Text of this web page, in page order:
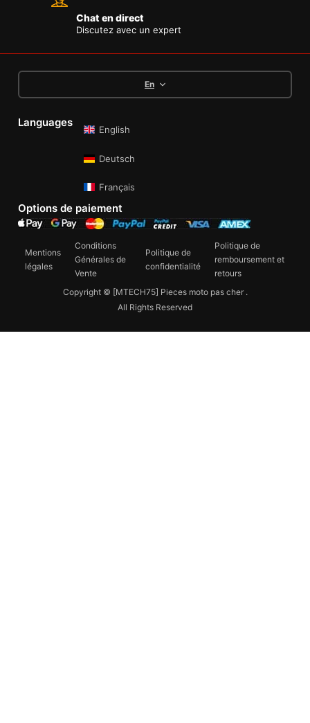
Chat en direct
Discutez avec un expert
En
Languages
English
Deutsch
Français
Options de paiement
Copyright © [MTECH75] Pieces moto pas cher .
All Rights Reserved
Mentions
légales
Conditions
Générales de
Vente
Politique de
confidentialité
Politique de
remboursement et
retours